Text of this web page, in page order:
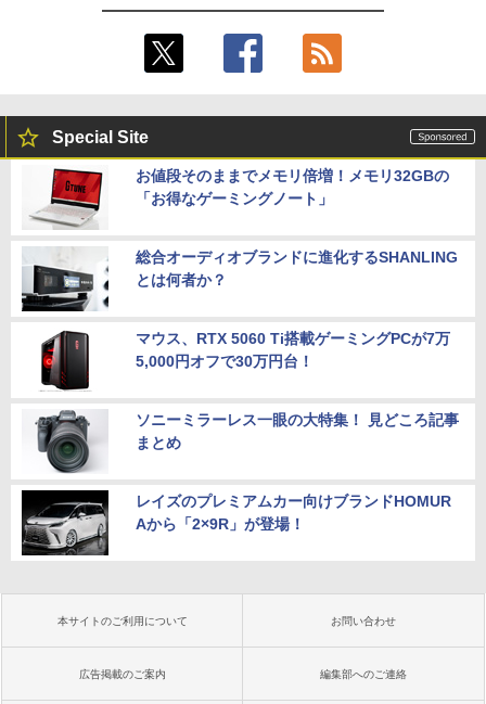
Special Site
お値段そのままでメモリ倍増！メモリ32GBの
「お得なゲーミングノート」
総合オーディオブランドに進化するSHANLING
とは何者か？
マウス、RTX 5060 Ti搭載ゲーミングPCが7万
5,000円オフで30万円台！
ソニーミラーレス一眼の大特集！ 見どころ記事
まとめ
レイズのプレミアムカー向けブランドHOMUR
Aから「2×9R」が登場！
本サイトのご利用について お問い合わせ
広告掲載のご案内 編集部へのご連絡